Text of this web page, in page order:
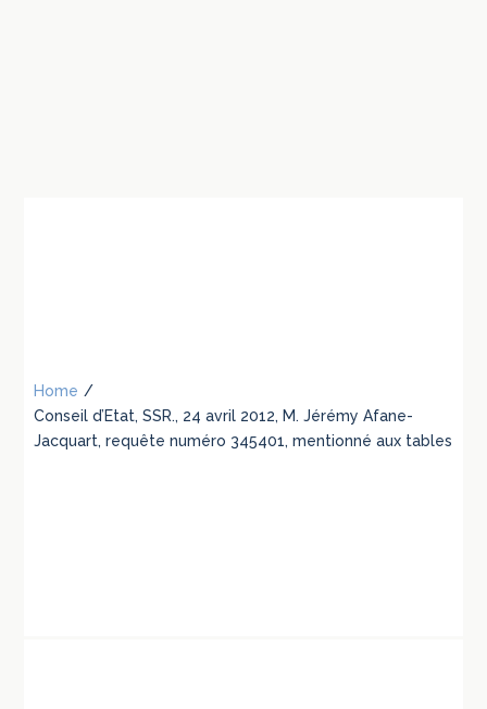
Home /
Conseil d’Etat, SSR., 24 avril 2012, M. Jérémy Afane-
Jacquart, requête numéro 345401, mentionné aux tables